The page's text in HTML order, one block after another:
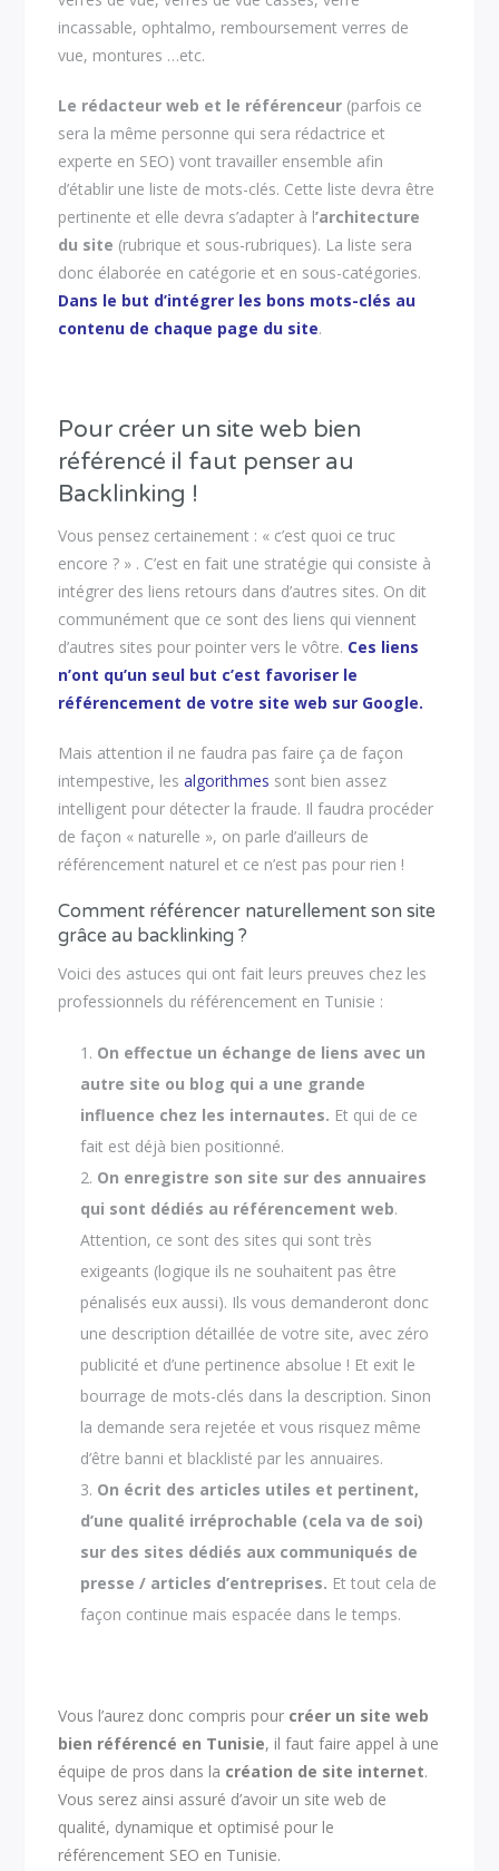
incassable, ophtalmo, remboursement verres de
vue, montures …etc.
Le rédacteur web et le référenceur (parfois ce
sera la même personne qui sera rédactrice et
experte en SEO) vont travailler ensemble afin
d’établir une liste de mots-clés. Cette liste devra être
pertinente et elle devra s’adapter à l’architecture
du site (rubrique et sous-rubriques). La liste sera
donc élaborée en catégorie et en sous-catégories.
Dans le but d’intégrer les bons mots-clés au
contenu de chaque page du site.
Pour créer un site web bien
référencé il faut penser au
Backlinking !
Vous pensez certainement : « c’est quoi ce truc
encore ? » . C’est en fait une stratégie qui consiste à
intégrer des liens retours dans d’autres sites. On dit
communément que ce sont des liens qui viennent
d’autres sites pour pointer vers le vôtre. Ces liens
n’ont qu’un seul but c’est favoriser le
référencement de votre site web sur Google.
Mais attention il ne faudra pas faire ça de façon
intempestive, lesalgorithmes sont bien assez
intelligent pour détecter la fraude. Il faudra procéder
de façon « naturelle », on parle d’ailleurs de
référencement naturel et ce n’est pas pour rien !
Comment référencer naturellement son site
grâce au backlinking ?
Voici des astuces qui ont fait leurs preuves chez les
professionnels du référencement en Tunisie :
On effectue un échange de liens avec un
autre site ou blog qui a une grande
influence chez les internautes. Et qui de ce
fait est déjà bien positionné.
On enregistre son site sur des annuaires
qui sont dédiés au référencement web.
Attention, ce sont des sites qui sont très
exigeants (logique ils ne souhaitent pas être
pénalisés eux aussi). Ils vous demanderont donc
une description détaillée de votre site, avec zéro
publicité et d’une pertinence absolue ! Et exit le
bourrage de mots-clés dans la description. Sinon
la demande sera rejetée et vous risquez même
d’être banni et blacklisté par les annuaires.
On écrit des articles utiles et pertinent,
d’une qualité irréprochable (cela va de soi)
sur des sites dédiés aux communiqués de
presse / articles d’entreprises. Et tout cela de
façon continue mais espacée dans le temps.
Vous l’aurez donc compris pour créer un site web
bien référencé en Tunisie, il faut faire appel à une
équipe de pros dans la création de site internet.
Vous serez ainsi assuré d’avoir un site web de
qualité, dynamique et optimisé pour le
référencement SEO en Tunisie.